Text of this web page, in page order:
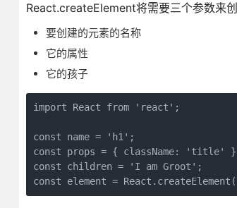
React.createElement将需要三个参数来
要创建的元素的名称
它的属性
它的孩子
import React from 'react';
const name = 'h1';
const props = { className: 'title'
const children = 'I am Groot';
const element =